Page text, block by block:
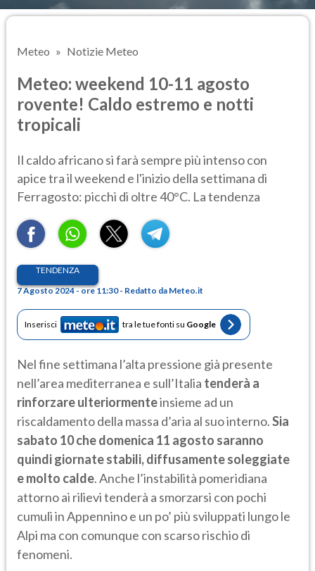
Meteo Notizie Meteo
Meteo: weekend 10-11 agosto
rovente! Caldo estremo e notti
tropicali
Il caldo africano si farà sempre più intenso con
apice tra il weekend e l'inizio della settimana di
Ferragosto: picchi di oltre 40°C. La tendenza
TENDENZA
7 Agosto 2024 - ore 11:30 - Redatto da Meteo.it
Inserisci tra le tue fonti su Google
Nel fine settimana l’alta pressione già presente
nell’area mediterranea e sull’Italia tenderà a
rinforzare ulteriormenteinsieme ad un
riscaldamento della massa d’aria al suo interno.Sia
sabato 10 che domenica 11 agosto saranno
quindi giornate stabili, diffusamente soleggiate
e molto calde. Anche l’instabilità pomeridiana
attorno ai rilievi tenderà a smorzarsi con pochi
cumuli in Appennino e un po’ più sviluppati lungo le
Alpi ma con comunque con scarso rischio di
fenomeni.